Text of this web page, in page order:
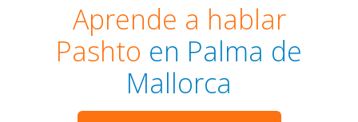
Aprende a hablar
Pashto en Palma de
Mallorca